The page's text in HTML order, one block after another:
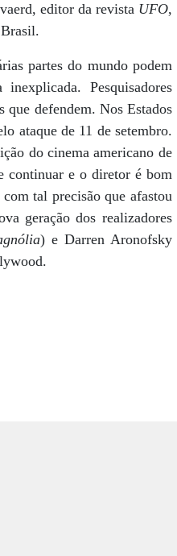
editor da revista UFO,
partes do mundo podem
Pesquisadores
que defendem. Nos Estados
ataque de 11 de setembro.
do cinema americano de
continuar e o diretor é bom
tal precisão que afastou
geração dos realizadores
) e Darren Aronofsky